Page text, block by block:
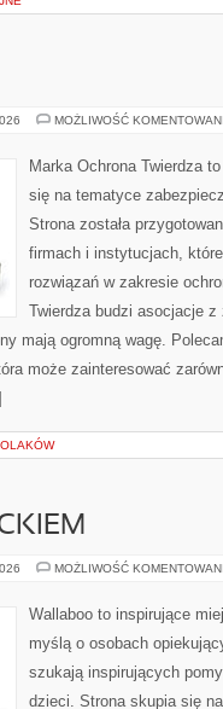
MOŻLIWOŚĆ
Marka Ochrona Twierdza
się na tematyce
Strona została
firmach i instytucjach,
rozwiązań w zakresie
Twierdza budzi asocjacje
mają ogromną wagę.
może zainteresować
MOŻLIWOŚĆ
Wallaboo to inspirujące
myślą o osobach
szukają inspirujących
dzieci. Strona skupia się